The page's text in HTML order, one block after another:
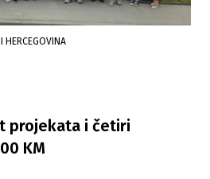
I HERCEGOVINA
projekata i četiri
KM